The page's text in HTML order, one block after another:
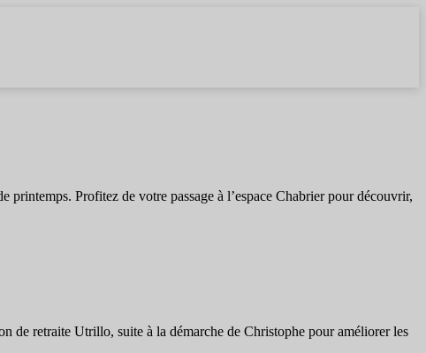
Profitez de votre passage à l’espace Chabrier pour découvrir,
de retraite Utrillo, suite à la démarche de Christophe pour améliorer les